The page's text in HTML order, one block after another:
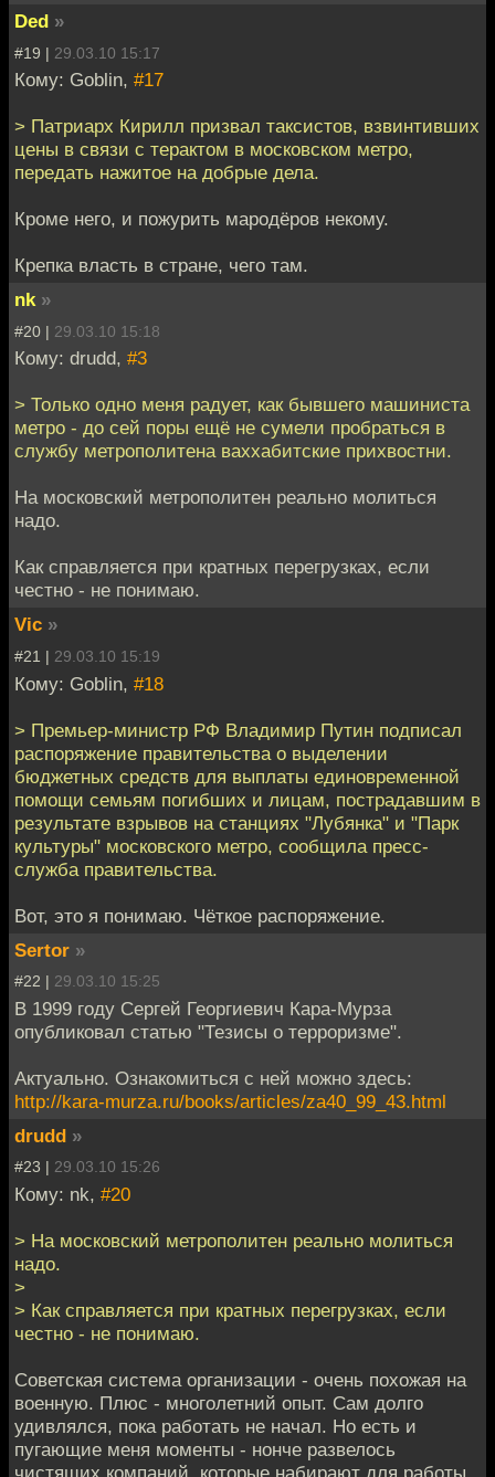
Ded »
#19 | 29.03.10 15:17
Кому: Goblin, #17
> Патриарх Кирилл призвал таксистов, взвинтивших
цены в связи с терактом в московском метро,
передать нажитое на добрые дела.
Кроме него, и пожурить мародёров некому.
Крепка власть в стране, чего там.
nk »
#20 | 29.03.10 15:18
Кому: drudd, #3
> Только одно меня радует, как бывшего машиниста
метро - до сей поры ещё не сумели пробраться в
службу метрополитена ваххабитские прихвостни.
На московский метрополитен реально молиться
надо.
Как справляется при кратных перегрузках, если
честно - не понимаю.
Vic »
#21 | 29.03.10 15:19
Кому: Goblin, #18
> Премьер-министр РФ Владимир Путин подписал
распоряжение правительства о выделении
бюджетных средств для выплаты единовременной
помощи семьям погибших и лицам, пострадавшим в
результате взрывов на станциях "Лубянка" и "Парк
культуры" московского метро, сообщила пресс-
служба правительства.
Вот, это я понимаю. Чёткое распоряжение.
Sertor »
#22 | 29.03.10 15:25
В 1999 году Сергей Георгиевич Кара-Мурза
опубликовал статью "Тезисы о терроризме".
Актуально. Ознакомиться с ней можно здесь:
http://kara-murza.ru/books/articles/za40_99_43.html
drudd »
#23 | 29.03.10 15:26
Кому: nk, #20
> На московский метрополитен реально молиться
надо.
>
> Как справляется при кратных перегрузках, если
честно - не понимаю.
Советская система организации - очень похожая на
военную. Плюс - многолетний опыт. Сам долго
удивлялся, пока работать не начал. Но есть и
пугающие меня моменты - нонче развелось
чистящих компаний, которые набирают для работы